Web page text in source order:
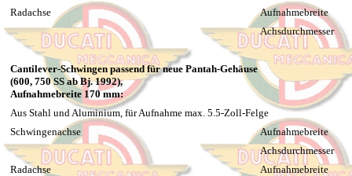
Radachse
Aufnahmebreite
Achsdurchmesser
Cantilever-Schwingen passend für neue Pantah-Gehäuse
(600, 750 SS ab Bj. 1992),
Aufnahmebreite 170 mm:
Aus Stahl und Aluminium, für Aufnahme max. 5.5-Zoll-Felge
Schwingenachse
Aufnahmebreite
Achsdurchmesser
Radachse
Aufnahmebreite